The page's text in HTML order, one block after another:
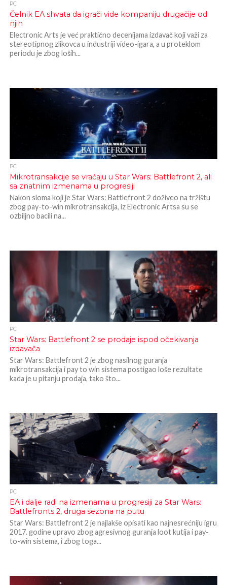
PC
Čelnik EA shvata da igrači vide kompaniju drugačije od
njih
Electronic Arts je već praktično decenijama izdavač koji važi za
stereotipnog zlikovca u industriji video-igara, a u proteklom
periodu je zbog loših...
PC
Mikrotransakcije se vraćaju u Star Wars: Battlefront 2, ali
sa znatnim izmenama u progresiji
Nakon sloma koji je Star Wars: Battlefront 2 doživeo na tržištu
zbog pay-to-win mikrotransakcija, iz Electronic Artsa su se
ozbiljno bacili na...
PC
Star Wars: Battlefront 2 se prodaje ispod očekivanja
izdavača
Star Wars: Battlefront 2 je zbog nasilnog guranja
mikrotransakcija i pay to win sistema postigao loše rezultate
kada je u pitanju prodaja, tako što...
PC
EA i dalje radi na izmenama u progresiji za Star Wars:
Battlefronts 2, druga sezona na putu
Star Wars: Battlefront 2 je najlakše opisati kao najnesrećniju igru
2017. godine upravo zbog agresivnog guranja loot kutija i pay-
to-win sistema, i zbog toga...